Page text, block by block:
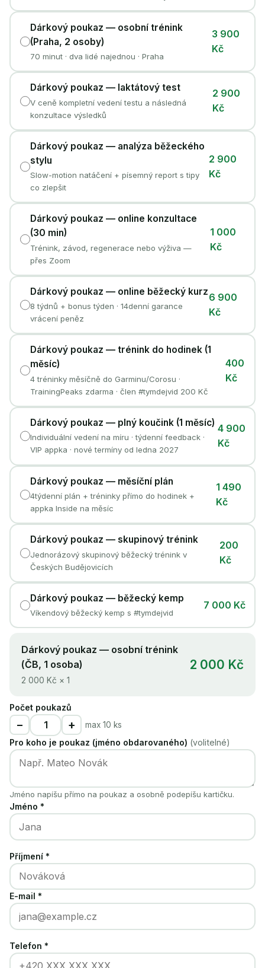
Dárkový poukaz — osobní trénink
(Praha, 2 osoby)
70 minut · dva lidé najednou · Praha
3 900
Kč
Dárkový poukaz — laktátový test
V ceně kompletní vedení testu a následná
konzultace výsledků
2 900
Kč
Dárkový poukaz — analýza běžeckého
stylu
Slow-motion natáčení + písemný report s tipy
co zlepšit
2 900
Kč
Dárkový poukaz — online konzultace
(30 min)
Trénink, závod, regenerace nebo výživa —
přes Zoom
1 000
Kč
Dárkový poukaz — online běžecký kurz
8 týdnů + bonus týden · 14denní garance
vrácení peněz
6 900
Kč
Dárkový poukaz — trénink do hodinek (1
měsíc)
4 tréninky měsíčně do Garminu/Corosu ·
TrainingPeaks zdarma · člen #tymdejvid 200 Kč
400
Kč
Dárkový poukaz — plný koučink (1 měsíc)
Individuální vedení na míru · týdenní feedback ·
VIP appka · nové termíny od ledna 2027
4 900
Kč
Dárkový poukaz — měsíční plán
4týdenní plán + tréninky přímo do hodinek +
appka Inside na měsíc
1 490
Kč
Dárkový poukaz — skupinový trénink
Jednorázový skupinový běžecký trénink v
Českých Budějovicích
200
Kč
Dárkový poukaz — běžecký kemp
Víkendový běžecký kemp s #tymdejvid
7 000 Kč
Dárkový poukaz — osobní trénink
(ČB, 1 osoba)
2 000 Kč × 1
2 000 Kč
Počet poukazů
− + max 10 ks
Pro koho je poukaz (jméno obdarovaného) (volitelné)
Jméno napíšu přímo na poukaz a osobně podepíšu kartičku.
Jméno *
Příjmení *
E-mail *
Telefon *